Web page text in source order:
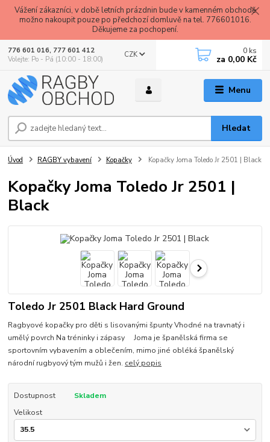
Vážení zákazníci, v době letních prázdnin bude v kamenném obchodě
možno nakoupit pouze po předchozí domluvě na tel. 776601016.
Děkujeme za pochopení.
Menu
CZK
Hledat
776 601 016, 777 601 412
Volejte: Po - Pá (10:00 - 18:00)
0 ks
za 0,00 Kč
Úvod RAGBY vybavení Kopačky Kopačky Joma Toledo Jr 2501 | Black
Kopačky Joma Toledo Jr 2501 |
Black
Toledo Jr 2501 Black Hard Ground
Ragbyové kopačky pro děti s lisovanými špunty Vhodné na travnatý i
umělý povrch Na tréninky i zápasy Joma je španělská firma se
sportovním vybavením a oblečením, mimo jiné obléká španělský
národní rugbyový tým mužů i žen. celý popis
Dostupnost
Skladem
Velikost